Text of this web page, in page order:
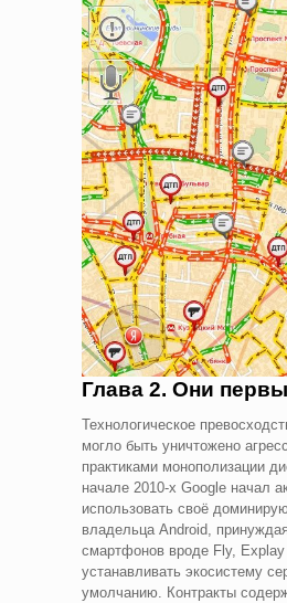
Глава 2. Они
Технологическое
могло быть уничтожено
практиками монополизации
начале 2010-х Google начал
использовать своё
владельца Android,
смартфонов вроде Fly,
устанавливать экосистему
умолчанию. Контракты